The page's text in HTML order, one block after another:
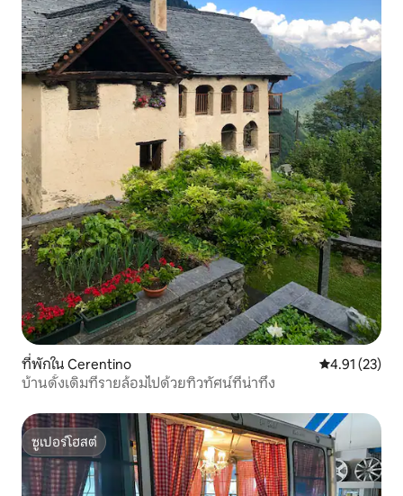
ที่พักใน Cerentino คะแนนเฉลี่ย
4.91 (23)
บ้านดั้งเดิมที่รายล้อมไปด้วยทิวทัศน์ที่น่าทึ่ง
ซูเปอร์โฮสต์
ซูเปอร์โฮสต์